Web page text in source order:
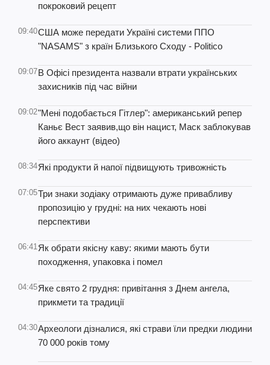
покроковий рецепт
09:40США може передати Україні системи ППО
"NASAMS" з країн Близького Сходу - Politico
09:07В Офісі президента назвали втрати українських
захисників під час війни
09:02"Мені подобається Гітлер": американський репер
Каньє Вест заявив,що він нацист, Маск заблокував
його аккаунт (відео)
08:34Які продукти й напої підвищують тривожність
07:05Три знаки зодіаку отримають дуже привабливу
пропозицію у грудні: на них чекають нові
перспективи
06:41Як обрати якісну каву: якими мають бути
походження, упаковка і помел
04:45Яке свято 2 грудня: привітання з Днем ангела,
прикмети та традиції
04:30Археологи дізналися, які страви їли предки людини
70 000 років тому